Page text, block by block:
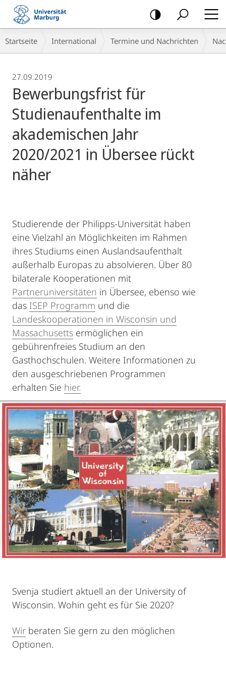
Mobile-
Navigation
Breadcrumb-
Navigation
Startseite International Termine und Nachrichten
27.09.2019
Bewerbungsfrist für
Studienaufenthalte im
akademischen Jahr
2020/2021 in Übersee rückt
näher
Studierende der Philipps-Universität haben
eine Vielzahl an Möglichkeiten im Rahmen
ihres Studiums einen Auslandsaufenthalt
außerhalb Europas zu absolvieren. Über 80
bilaterale Kooperationen mit
Partneruniversitäten in Übersee, ebenso wie
das ISEP Programm und die
Landeskooperationen in Wisconsin und
Massachusetts ermöglichen ein
gebührenfreies Studium an den
Gasthochschulen. Weitere Informationen zu
den ausgeschriebenen Programmen
erhalten Sie hier.
Svenja studiert aktuell an der University of
Wisconsin. Wohin geht es für Sie 2020?
Wir beraten Sie gern zu den möglichen
Optionen.